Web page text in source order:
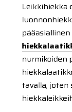
Leikkihiekka
nurmikoiden
tavalla, joten